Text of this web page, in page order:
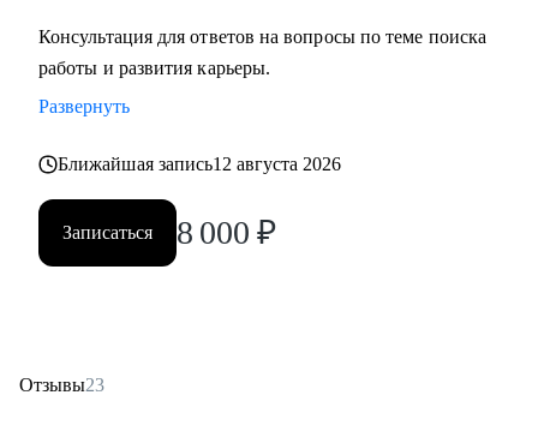
Консультация для ответов на вопросы по теме поиска
работы и развития карьеры.
Развернуть
Ближайшая запись12 августа 2026
Записаться 8 000 ₽
Отзывы23